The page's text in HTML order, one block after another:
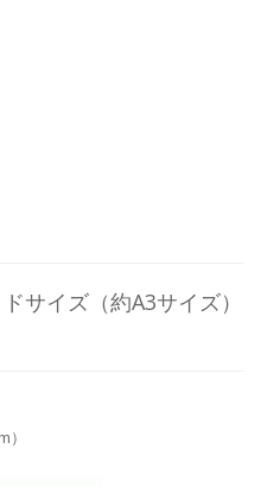
サイズ（約A3サイズ）